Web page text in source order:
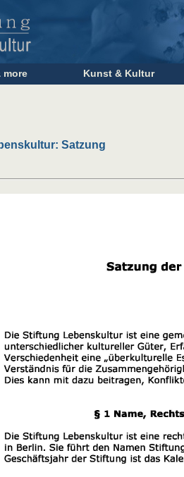
more Kunst & Kultur
Satzung